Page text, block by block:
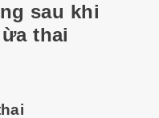
sau khi
thai